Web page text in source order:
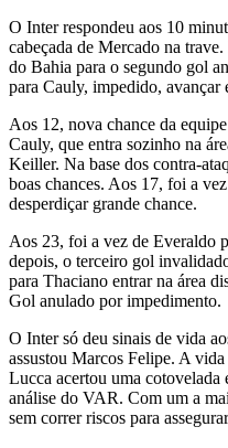
O Inter respondeu aos 10
cabeçada de Mercado na
do Bahia para o segundo gol
para Cauly, impedido, avançar
Aos 12, nova chance da
Cauly, que entra sozinho na
Keiller. Na base dos contra-
boas chances. Aos 17, foi a
desperdiçar grande chance.
Aos 23, foi a vez de Everaldo
depois, o terceiro gol
para Thaciano entrar na área
Gol anulado por impedimento.
O Inter só deu sinais de vida
assustou Marcos Felipe. A
Lucca acertou uma
análise do VAR. Com um a
sem correr riscos para